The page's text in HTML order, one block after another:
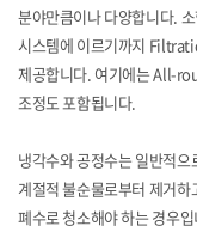
분야만큼이나 다양합니다.
시스템에 이르기까지
제공합니다. 여기에는 All-
조정도 포함됩니다.
냉각수와 공정수는 일반적
계절적 불순물로부터 제거
폐수로 청소해야 하는 경우